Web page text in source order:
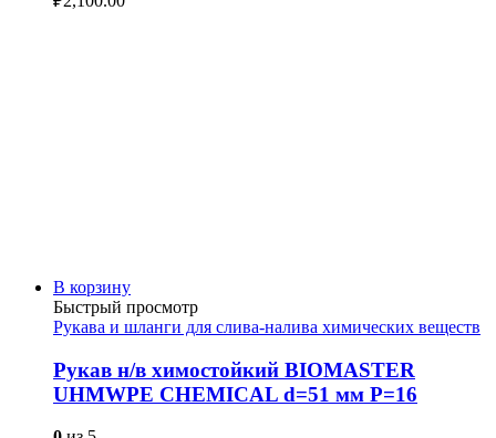
В корзину
Быстрый просмотр
Рукава и шланги для слива-налива химических веществ
Рукав н/в химостойкий BIOMASTER
UHMWPE CHEMICAL d=51 мм P=16